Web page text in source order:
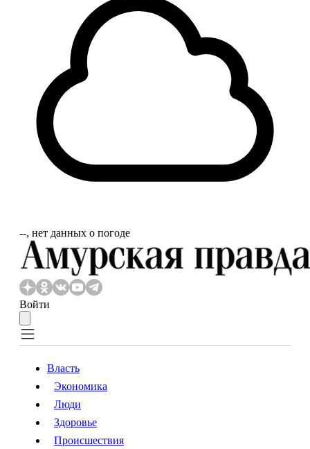
‐‐, нет данных о погоде
Войти
Власть
Происшествия
Власть
Экономика
Люди
Здоровье
Происшествия